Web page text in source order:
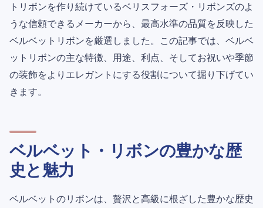
トリボンを作り続けているベリスフォーズ・リボンズのよ
うな信頼できるメーカーから、最高水準の品質を反映した
ベルベットリボンを厳選しました。この記事では、ベルベ
ットリボンの主な特徴、用途、利点、そしてお祝いや季節
の装飾をよりエレガントにする役割について掘り下げてい
きます。
ベルベット・リボンの豊かな歴
史と魅力
ベルベットのリボンは、贅沢と高級に根ざした豊かな歴史